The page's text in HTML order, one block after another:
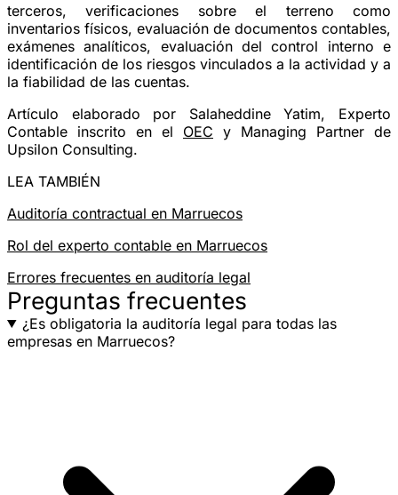
terceros, verificaciones sobre el terreno como
inventarios físicos, evaluación de documentos contables,
exámenes analíticos, evaluación del control interno e
identificación de los riesgos vinculados a la actividad y a
la fiabilidad de las cuentas.
Artículo elaborado por Salaheddine Yatim, Experto
Contable inscrito en el OEC y Managing Partner de
Upsilon Consulting.
LEA TAMBIÉN
Auditoría contractual en Marruecos
Rol del experto contable en Marruecos
Errores frecuentes en auditoría legal
Preguntas frecuentes
¿Es obligatoria la auditoría legal para todas las
empresas en Marruecos?